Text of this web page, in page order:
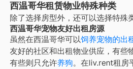
西温哥华租赁物业特殊种类
除了选择房型外，还可以选择特殊
西温哥华宠物友好出租房源
虽然在西温哥华可以饲养宠物的出
友好的社区和出租物业供应，有些
有些则只允许养狗。在liv.rent租房